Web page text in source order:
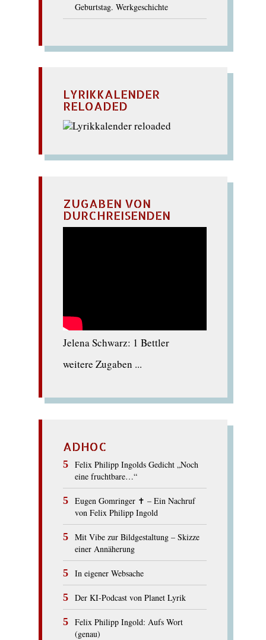
Geburtstag. Werkgeschichte
LYRIKKALENDER
RELOADED
ZUGABEN VON
DURCHREISENDEN
Jelena Schwarz: 1 Bettler
weitere Zugaben ...
ADHOC
Felix Philipp Ingolds Gedicht „Noch
eine fruchtbare…“
Eugen Gomringer ✝︎ – Ein Nachruf
von Felix Philipp Ingold
Mit Vibe zur Bildgestaltung – Skizze
einer Annäherung
In eigener Websache
Der KI-Podcast von Planet Lyrik
Felix Philipp Ingold: Aufs Wort
(genau)